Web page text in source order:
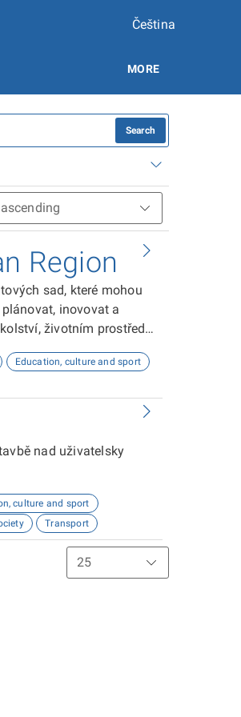
Čeština
MORE
Search
Region
sad, které mohou
inovovat a
životním prostředí,
Education, culture and sport
nad uživatelsky
culture and sport
Transport